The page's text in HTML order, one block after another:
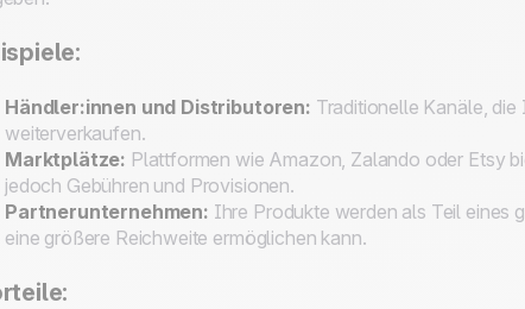
Händler:innen und Distributoren: Traditionelle Kanäle,
weiterverkaufen.
Marktplätze: Plattformen wie Amazon, Zalando oder Etsy
jedoch Gebühren und Provisionen.
Partnerunternehmen: Ihre Produkte werden als Teil eines
eine größere Reichweite ermöglichen kann.